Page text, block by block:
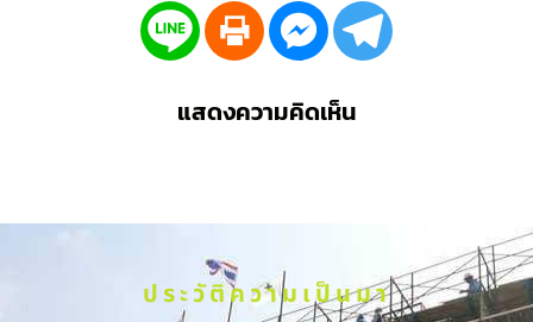
แสดงความคิดเห็น
ประวัติความเป็นมา